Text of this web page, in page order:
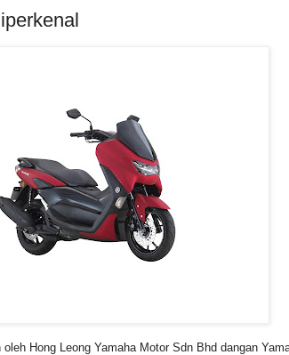
Hong Leong Yamaha Motor Sdn Bhd dangan